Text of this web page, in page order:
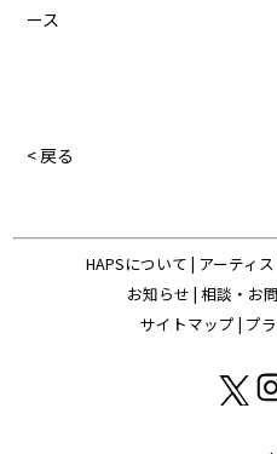
ース
< 戻る
HAPSについて | アーティ
お知らせ | 相談・お
サイトマップ | プ